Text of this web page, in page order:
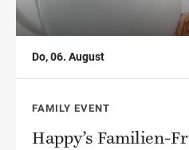
Do, 06. August
FAMILY EVENT
Happy’s Familien-